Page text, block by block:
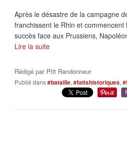
Après le désastre de la campagne
franchissent le Rhin et
succès face aux Prussiens,
Lire la suite
Rédigé par Ptit Randonneur
Publié dans#bataille, #faitshistoriques,